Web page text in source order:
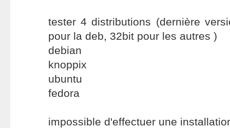
tester 4 distributions (dernière
pour la deb, 32bit pour les autres )
debian
knoppix
ubuntu
fedora
impossible d'effectuer une